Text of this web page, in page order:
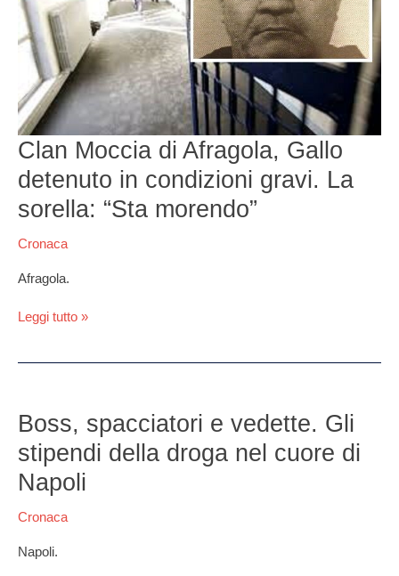
Clan Moccia di Afragola, Gallo
detenuto in condizioni gravi. La
sorella: “Sta morendo”
Cronaca
Afragola.
detenuto
in
condizioni
gravi.
La
sorella:
“Sta
morendo”
Leggi tutto »
Boss, spacciatori e vedette. Gli
stipendi della droga nel cuore di
Napoli
Cronaca
Napoli.
spacciatori
e
vedette.
Gli
stipendi
della
nel